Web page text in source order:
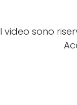
I video sono